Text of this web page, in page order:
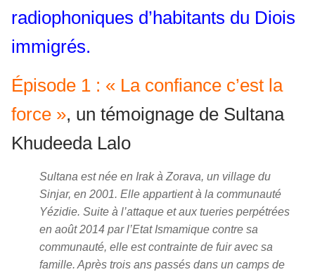
radiophoniques d’habitants du Diois
immigrés.
Épisode 1 : « La confiance c’est la
force », un témoignage de Sultana
Khudeeda Lalo
Sultana est née en Irak à Zorava, un village du
Sinjar, en 2001. Elle appartient à la communauté
Yézidie. Suite à l’attaque et aux tueries perpétrées
en août 2014 par l’Etat Ismamique contre sa
communauté, elle est contrainte de fuir avec sa
famille. Après trois ans passés dans un camps de